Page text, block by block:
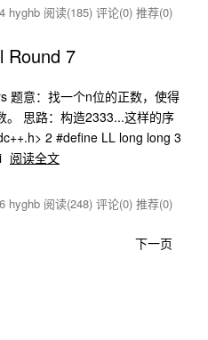
hyghb 阅读(185) 评论(0) 推荐(0)
Round 7
题意：找一个n位的正数，使得
。 思路：构造2333...这样的序
2 #define LL long long 3
阅读全文
hyghb 阅读(248) 评论(0) 推荐(0)
下一页